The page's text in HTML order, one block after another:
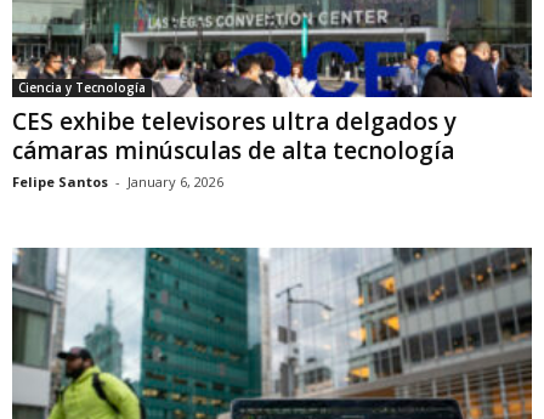
Ciencia y Tecnología
CES exhibe televisores ultra delgados y
cámaras minúsculas de alta tecnología
Felipe Santos - January 6, 2026